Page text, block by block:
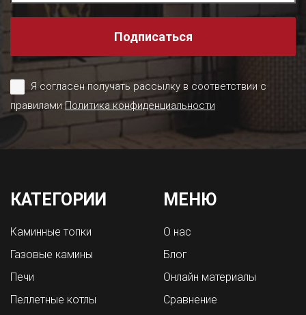
Подписаться
Я согласен получать рассылку в соответствии с
правиламиПолитика конфиденциальности
КАТЕГОРИИ
Каминные топки
Газовые камины
Печи
Пеллетные котлы
МЕНЮ
О нас
Блог
Онлайн материалы
Сравнение